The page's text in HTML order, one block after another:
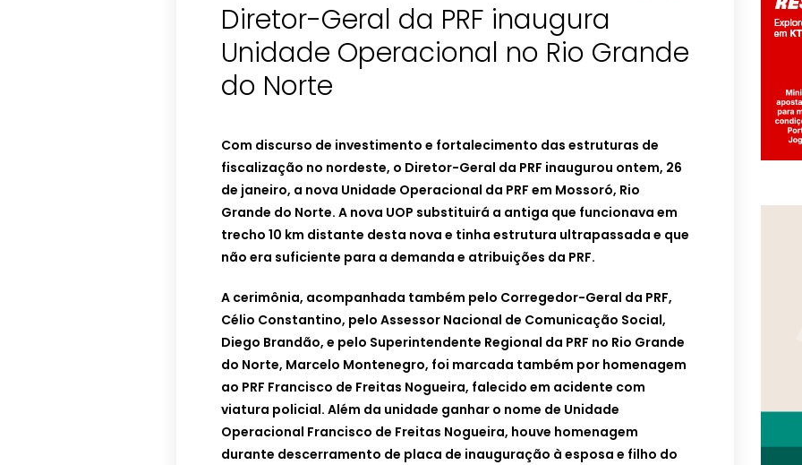
Diretor-Geral da PRF inaugura
Unidade Operacional no Rio Grande
do Norte
Com discurso de investimento e fortalecimento das estruturas de
fiscalização no nordeste, o Diretor-Geral da PRF inaugurou ontem, 26
de janeiro, a nova Unidade Operacional da PRF em Mossoró, Rio
Grande do Norte. A nova UOP substituirá a antiga que funcionava em
trecho 10 km distante desta nova e tinha estrutura ultrapassada e que
não era suficiente para a demanda e atribuições da PRF.
A cerimônia, acompanhada também pelo Corregedor-Geral da PRF,
Célio Constantino, pelo Assessor Nacional de Comunicação Social,
Diego Brandão, e pelo Superintendente Regional da PRF no Rio Grande
do Norte, Marcelo Montenegro, foi marcada também por homenagem
ao PRF Francisco de Freitas Nogueira, falecido em acidente com
viatura policial. Além da unidade ganhar o nome de Unidade
Operacional Francisco de Freitas Nogueira, houve homenagem
durante descerramento de placa de inauguração à esposa e filho do